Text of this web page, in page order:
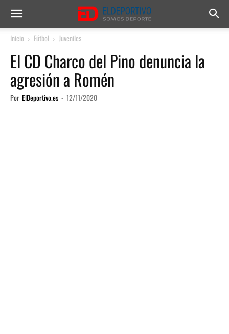
Inicio Fútbol Juveniles
El CD Charco del Pino denuncia la
agresión a Romén
Por ElDeportivo.es - 12/11/2020